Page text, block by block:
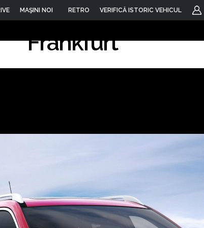
MAŞINI NOI RETRO VERIFICĂ ISTORIC VEHICUL
a primit o nouă
Frankfurt